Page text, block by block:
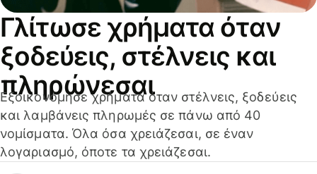
Γλίτωσε χρήματα όταν
ξοδεύεις, στέλνεις και
πληρώνεσαι
Εξοικονόμησε χρήματα όταν στέλνεις, ξοδεύεις
και λαμβάνεις πληρωμές σε πάνω από 40
νομίσματα. Όλα όσα χρειάζεσαι, σε έναν
λογαριασμό, όποτε τα χρειάζεσαι.